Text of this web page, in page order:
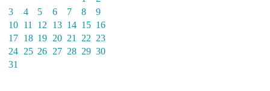
3
4 5 6 7 8
9
10 11 12 13 14 15 16
17 18 19 20 21 22 23
24 25 26 27 28 29 30
31